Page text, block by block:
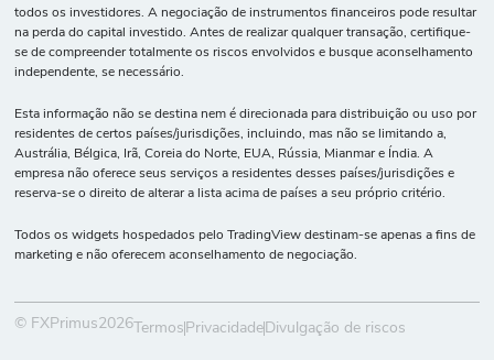
todos os investidores. A negociação de instrumentos financeiros pode resultar
na perda do capital investido. Antes de realizar qualquer transação, certifique-
se de compreender totalmente os riscos envolvidos e busque aconselhamento
independente, se necessário.
Esta informação não se destina nem é direcionada para distribuição ou uso por
residentes de certos países/jurisdições, incluindo, mas não se limitando a,
Austrália, Bélgica, Irã, Coreia do Norte, EUA, Rússia, Mianmar e Índia. A
empresa não oferece seus serviços a residentes desses países/jurisdições e
reserva-se o direito de alterar a lista acima de países a seu próprio critério.
Todos os widgets hospedados pelo TradingView destinam-se apenas a fins de
marketing e não oferecem aconselhamento de negociação.
© FXPrimus2026Termos Privacidade Divulgação de riscos